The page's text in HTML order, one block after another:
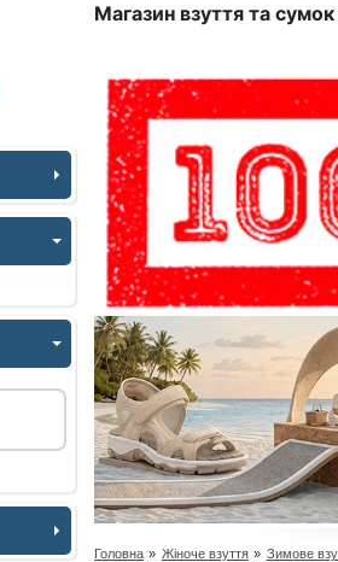
Магазин взуття та сумок
Головна » Жіноче взуття » Зимове